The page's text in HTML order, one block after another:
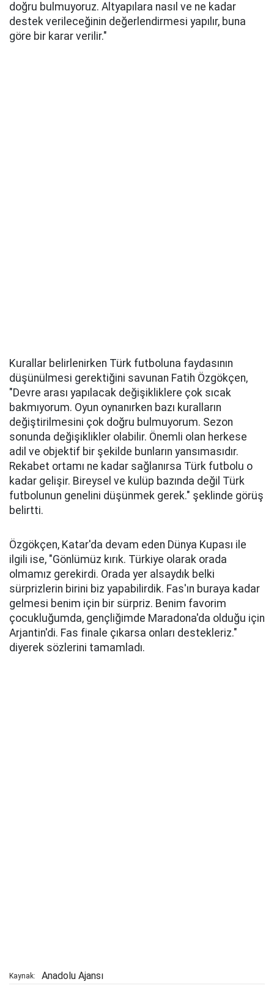
doğru bulmuyoruz. Altyapılara nasıl ve ne kadar
destek verileceğinin değerlendirmesi yapılır, buna
göre bir karar verilir."
Kurallar belirlenirken Türk futboluna faydasının
düşünülmesi gerektiğini savunan Fatih Özgökçen,
"Devre arası yapılacak değişikliklere çok sıcak
bakmıyorum. Oyun oynanırken bazı kuralların
değiştirilmesini çok doğru bulmuyorum. Sezon
sonunda değişiklikler olabilir. Önemli olan herkese
adil ve objektif bir şekilde bunların yansımasıdır.
Rekabet ortamı ne kadar sağlanırsa Türk futbolu o
kadar gelişir. Bireysel ve kulüp bazında değil Türk
futbolunun genelini düşünmek gerek." şeklinde görüş
belirtti.
Özgökçen, Katar'da devam eden Dünya Kupası ile
ilgili ise, "Gönlümüz kırık. Türkiye olarak orada
olmamız gerekirdi. Orada yer alsaydık belki
sürprizlerin birini biz yapabilirdik. Fas'ın buraya kadar
gelmesi benim için bir sürpriz. Benim favorim
çocukluğumda, gençliğimde Maradona'da olduğu için
Arjantin'di. Fas finale çıkarsa onları destekleriz."
diyerek sözlerini tamamladı.
Kaynak: Anadolu Ajansı